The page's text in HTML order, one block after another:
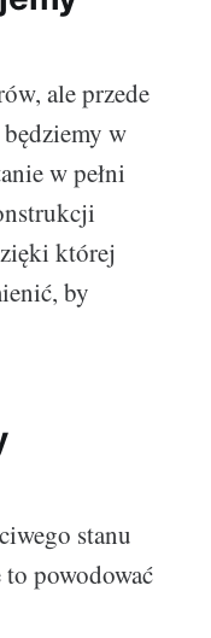
ale przede
w
w pełni
której
by
stanu
powodować